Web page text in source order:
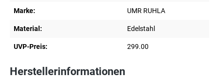
Marke: UMR RUHLA
Material: Edelstahl
UVP-Preis: 299.00
Herstellerinformationen